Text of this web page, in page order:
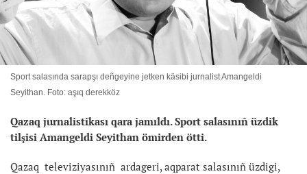
Sport salasında sarapşı deñgeyine jetken käsibi jurnalist Amangeldi
Seyithan. Foto: aşıq derekköz
Qazaq jurnalistikası qara jamıldı. Sport salasınıñ üzdik
tilşisi Amangeldi Seyithan ömirden ötti.
Qazaq televiziyasınıñ ardageri, aqparat salasınıñ üzdigi,